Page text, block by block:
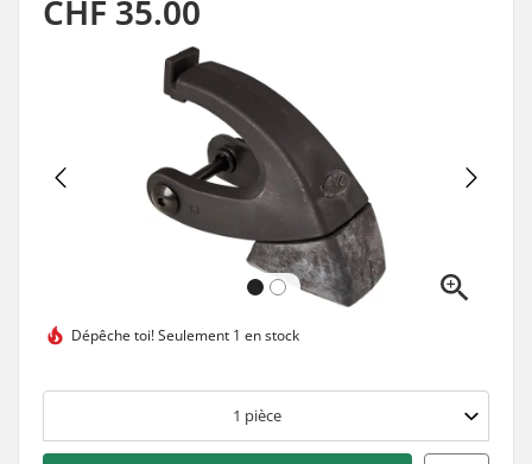
CHF 35.00
Dépêche toi!Seulement 1 en stock
1 pièce